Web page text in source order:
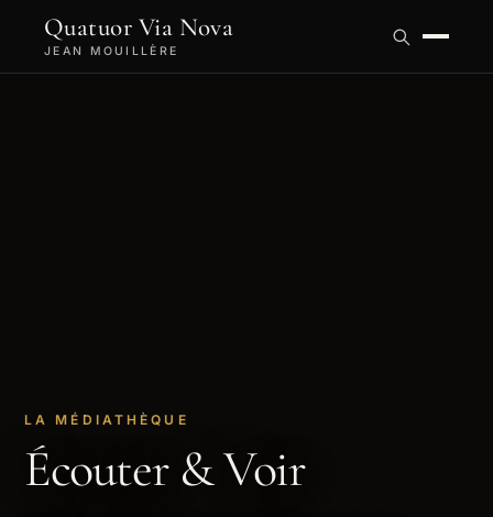
Quatuor Via Nova
JEAN MOUILLÈRE
LA MÉDIATHÈQUE
Écouter & Voir